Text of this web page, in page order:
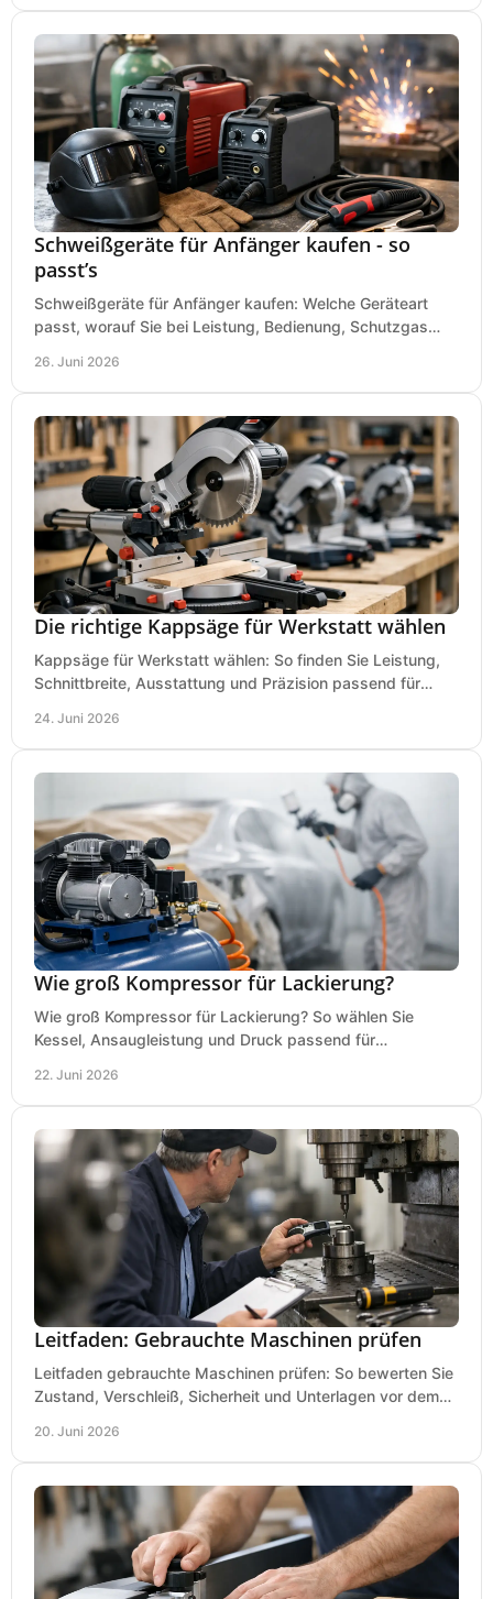
Schweißgeräte für Anfänger kaufen - so
passt’s
Schweißgeräte für Anfänger kaufen: Welche Geräteart
passt, worauf Sie bei Leistung, Bedienung, Schutzgas
26. Juni 2026
Die richtige Kappsäge für Werkstatt wählen
Kappsäge für Werkstatt wählen: So finden Sie Leistung,
Schnittbreite, Ausstattung und Präzision passend für
24. Juni 2026
Wie groß Kompressor für Lackierung?
Wie groß Kompressor für Lackierung? So wählen Sie
Kessel, Ansaugleistung und Druck passend für
22. Juni 2026
Leitfaden: Gebrauchte Maschinen prüfen
Leitfaden gebrauchte Maschinen prüfen: So bewerten Sie
Zustand, Verschleiß, Sicherheit und Unterlagen vor dem
20. Juni 2026